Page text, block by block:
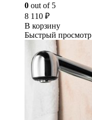
0 out of 5
8 110 ₽
В корзину
Быстрый просмотр